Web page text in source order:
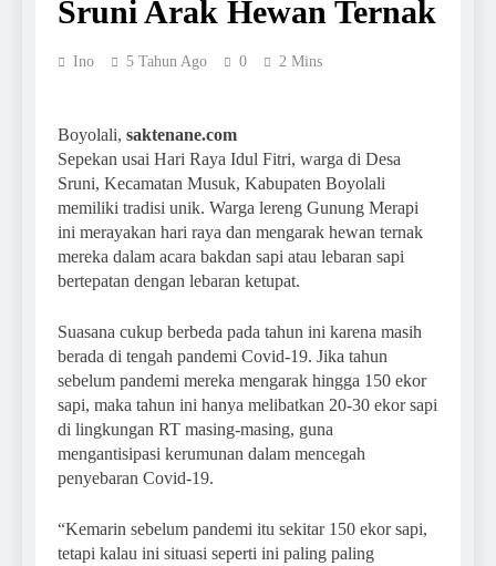
Sruni Arak Hewan Ternak
Ino 5 Tahun Ago 0 2 Mins
Boyolali, saktenane.com
Sepekan usai Hari Raya Idul Fitri, warga di Desa
Sruni, Kecamatan Musuk, Kabupaten Boyolali
memiliki tradisi unik. Warga lereng Gunung Merapi
ini merayakan hari raya dan mengarak hewan ternak
mereka dalam acara bakdan sapi atau lebaran sapi
bertepatan dengan lebaran ketupat.
Suasana cukup berbeda pada tahun ini karena masih
berada di tengah pandemi Covid-19. Jika tahun
sebelum pandemi mereka mengarak hingga 150 ekor
sapi, maka tahun ini hanya melibatkan 20-30 ekor sapi
di lingkungan RT masing-masing, guna
mengantisipasi kerumunan dalam mencegah
penyebaran Covid-19.
“Kemarin sebelum pandemi itu sekitar 150 ekor sapi,
tetapi kalau ini situasi seperti ini paling paling